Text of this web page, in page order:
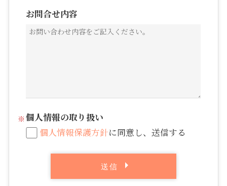
お問合せ内容
個人情報の取り扱い
個人情報保護方針に同意し、送信する